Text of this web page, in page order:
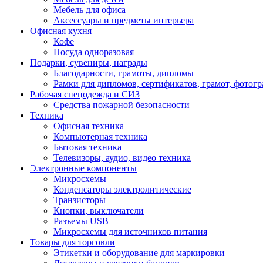
Мебель для офиса
Аксессуары и предметы интерьера
Офисная кухня
Кофе
Посуда одноразовая
Подарки, сувениры, награды
Благодарности, грамоты, дипломы
Рамки для дипломов, сертификатов, грамот,
Рабочая спецодежда и СИЗ
Средства пожарной безопасности
Техника
Офисная техника
Компьютерная техника
Бытовая техника
Телевизоры, аудио, видео техника
Электронные компоненты
Микросхемы
Конденсаторы электролитические
Транзисторы
Кнопки, выключатели
Разъемы USB
Микросхемы для источников питания
Товары для торговли
Этикетки и оборудование для маркировки